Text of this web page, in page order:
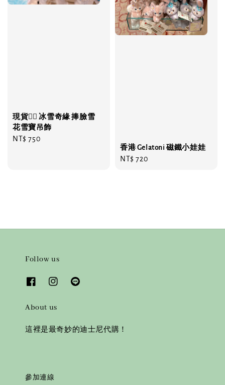
現貨❤️‍🔥 冰雪奇緣 捧臉雪
花雪寶吊飾
Regular
NT$ 750
香港 Gelatoni 磁鐵小娃娃
Regular
NT$ 720
Follow us
About us
這裡是最奇妙的迪士尼代購！
參加連線